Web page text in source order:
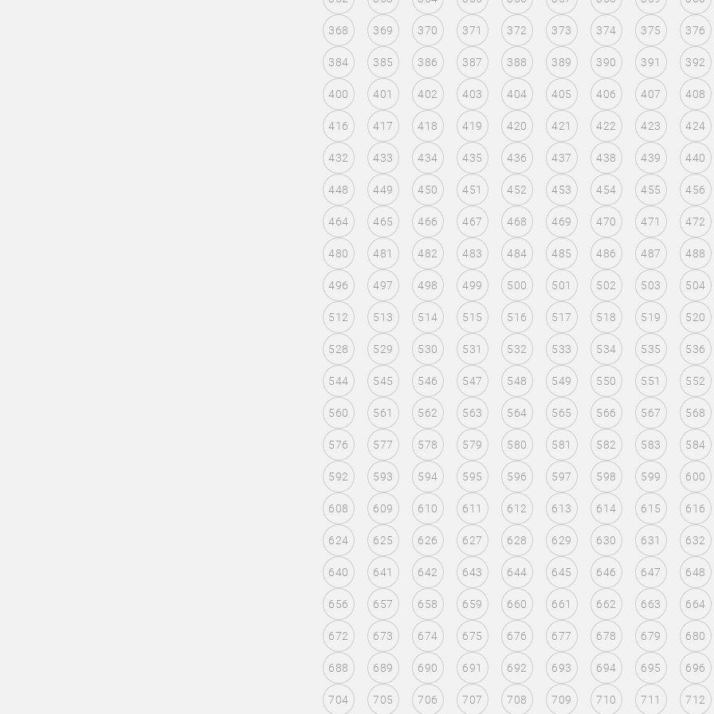
368 369 370 371 372 373 374 375 376
384 385 386 387 388 389 390 391 392
400 401 402 403 404 405 406 407 408
416 417 418 419 420 421 422 423 424
432 433 434 435 436 437 438 439 440
448 449 450 451 452 453 454 455 456
464 465 466 467 468 469 470 471 472
480 481 482 483 484 485 486 487 488
496 497 498 499 500 501 502 503 504
512 513 514 515 516 517 518 519 520
528 529 530 531 532 533 534 535 536
544 545 546 547 548 549 550 551 552
560 561 562 563 564 565 566 567 568
576 577 578 579 580 581 582 583 584
592 593 594 595 596 597 598 599 600
608 609 610 611 612 613 614 615 616
624 625 626 627 628 629 630 631 632
640 641 642 643 644 645 646 647 648
656 657 658 659 660 661 662 663 664
672 673 674 675 676 677 678 679 680
688 689 690 691 692 693 694 695 696
704 705 706 707 708 709 710 711 712